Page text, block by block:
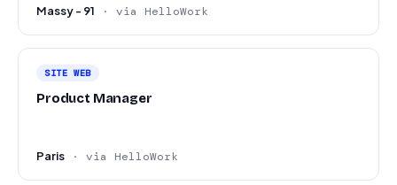
Massy - 91 · via HelloWork
SITE WEB
Product Manager
Paris · via HelloWork